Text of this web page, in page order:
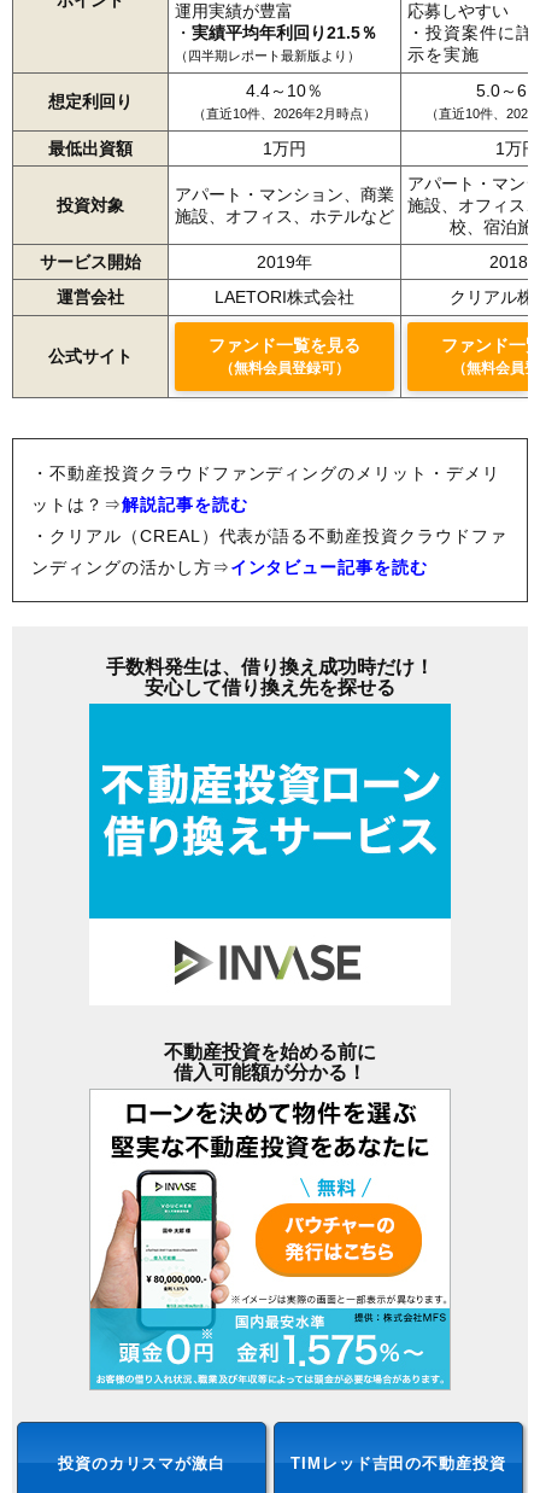
運用実績が豊富
・ 実績平均年利回り21.5％
（四半期レポート最新版より）
応募しやすい
・投資案件に
示を実施
想定利回り
4.4～10％
（直近10件、2026年2月時点）
5.0～
（直近10件、
最低出資額 1万円 1万円
投資対象
アパート・マンション、商業
施設、オフィス、ホテルなど
アパート・マン
施設、オフィス
校、宿泊施
サービス開始
2019年
2018
運営会社
LAETORI株式会社 クリアル株
公式サイト
ファンド一覧を見る
（無料会員登録可）
ファンド一
（無料会員
・不動産投資クラウドファンディングのメリット・デメリ
ットは？⇒解説記事を読む
・クリアル（CREAL）代表が語る不動産投資クラウドファ
ンディングの活かし方⇒インタビュー記事を読む
手数料発生は、借り換え成功時だけ！
安心して借り換え先を探せる
不動産投資を始める前に
借入可能額が分かる！
投資のカリスマが激白 TIMレッド吉田の不動産投資